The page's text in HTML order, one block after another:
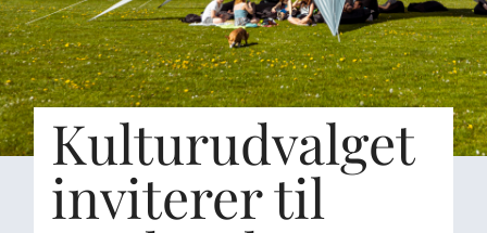
Kulturudvalget
inviterer til